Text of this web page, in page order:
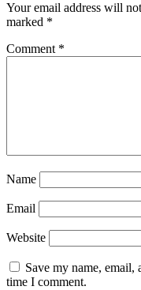
Your email address will
marked *
Comment *
Name
Email
Website
Save my name,
time I comment.